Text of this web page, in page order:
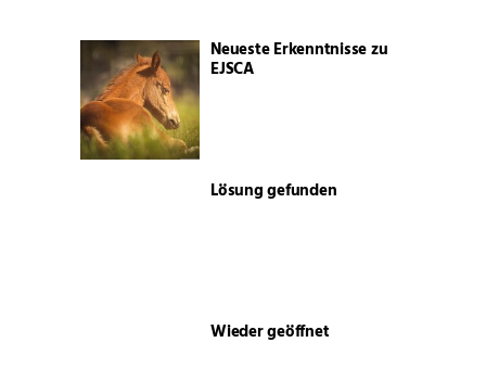
Neueste Erkenntnisse zu
EJSCA
Lösung gefunden
Wieder geöffnet